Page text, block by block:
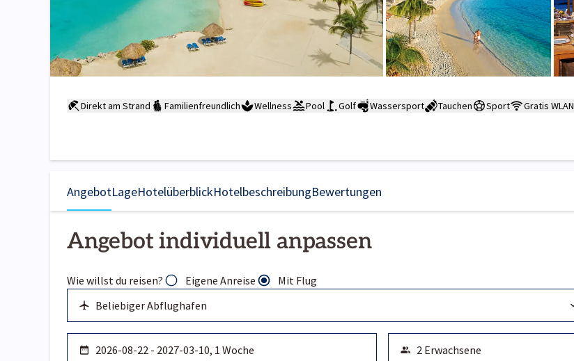
Direkt am Strand Familienfreundlich Wellness Pool Golf Wassersport Tauchen Sport Gratis WLAN
AngebotLageHotelüberblickHotelbeschreibungBewertungen
Angebot individuell anpassen
Wie willst du reisen? Eigene Anreise Mit Flug